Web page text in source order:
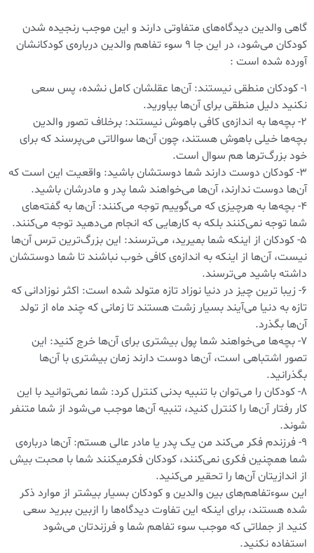
گاهی والدین دیدگاه‌های متفاوتی دارند و این موجب رنجیده شدن
کودکان می‌شود، در این جا ۹ سوء تفاهم والدین درباره‌ی کودکانشان
آورده شده است :
۱- کودکان منطقی نیستند: آن‌ها عقلشان کامل نشده، پس سعی
نکنید دلیل منطقی برای آن‌ها بیاورید.
۲- بچه‌ها به اندازه‌ی کافی باهوش نیستند: برخلاف تصور والدین
بچه‌ها خیلی باهوش هستند، چون آن‌ها سوالاتی می‌پرسند که برای
خود بزرگ‌ترها هم سوال است.
۳- کودکان دوست دارند شما دوستشان باشید: واقعیت این است که
آن‌ها دوست ندارند، آن‌ها می‌خواهند شما پدر و مادرشان باشید.
۴- بچه‌ها به هرچیزی که می‌گوییم توجه می‌کنند: آن‌ها به گفته‌های
شما توجه نمی‌کنند بلکه به کارهایی که انجام می‌دهید توجه می‌کنند.
۵- کودکان از اینکه شما بمیرید، می‌ترسند: این بزرگ‌ترین ترس آن‌ها
نیست، آن‌ها از اینکه به اندازه‌ی کافی خوب نباشند تا شما دوستشان
داشته باشید می‌ترسند.
۶- زیبا ترین چیز در دنیا نوزاد تازه متولد شده است: اکثر نوزادانی که
تازه به دنیا می‌آیند بسیار زشت هستند تا زمانی که چند ماه از تولد
آن‌ها بگذرد.
۷- بچه‌ها می‌خواهند شما پول بیشتری برای آن‌ها خرج کنید: این
تصور اشتباهی است، آن‌ها دوست دارند زمان بیشتری با آن‌ها
بگذرانید.
۸- کودکان را می‌توان با تنبیه بدنی کنترل کرد: شما نمی‌توانید با این
کار رفتار آن‌ها را کنترل کنید، تنبیه آن‌ها موجب می‌شود از شما متنفر
شوند.
۹- فرزندم فکر می‌کند من یک پدر یا مادر عالی هستم: آن‌ها درباره‌ی
شما همچنین فکری نمی‌کنند، کودکان فکر‌میکنند شما با محبت بیش
از اندازیتان آن‌ها را تحقیر می‌کنید.
این سوءتفاهم‌های بین والدین و کودکان بسیار بیشتر از موارد ذکر
شده هستند، برای اینکه این تفاوت دیدگاه‌ها را ازبین ببرید سعی
کنید از جملاتی که موجب سوء تفاهم شما و فرزندتان می‌شود
استفاده نکنید.